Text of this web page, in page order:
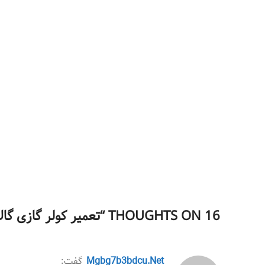
16 THOUGHTS ON “ تعمیر کولر گازی
mgbg7b3bdcu.Net گفت: